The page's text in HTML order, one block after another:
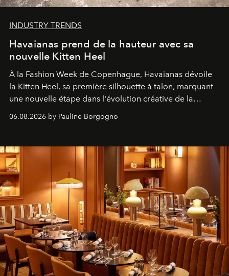
INDUSTRY TRENDS
Havaianas prend de la hauteur avec sa
nouvelle Kitten Heel
À la Fashion Week de Copenhague, Havaianas dévoile
la Kitten Heel, sa première silhouette à talon, marquant
une nouvelle étape dans l'évolution créative de la
06.08.2026 by Pauline Borgogno